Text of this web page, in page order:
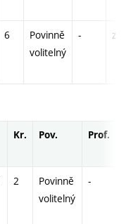
6
Povinně
volitelný
- zá,zk
Kr. Pov. Prof.
2
Povinně
volitelný
-